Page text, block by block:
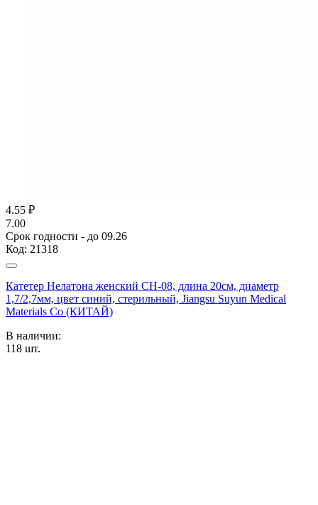
4.55 ₽
7.00
Срок годности - до 09.26
Код: 21318
Катетер Нелатона женский CH-08, длина 20см, диаметр
1,7/2,7мм, цвет синий, стерильный, Jiangsu Suyun Medical
Materials Co (КИТАЙ)
В наличии:
118 шт.